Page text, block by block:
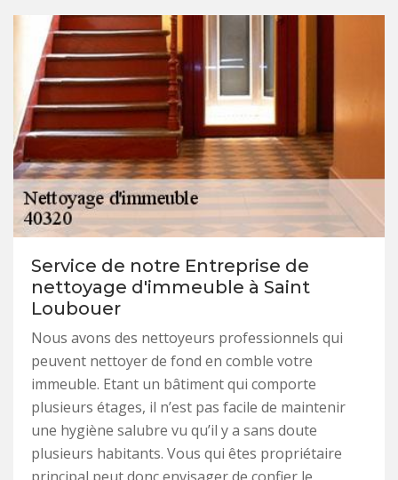
Service de notre Entreprise de
nettoyage d'immeuble à Saint
Loubouer
Nous avons des nettoyeurs professionnels qui
peuvent nettoyer de fond en comble votre
immeuble. Etant un bâtiment qui comporte
plusieurs étages, il n’est pas facile de maintenir
une hygiène salubre vu qu’il y a sans doute
plusieurs habitants. Vous qui êtes propriétaire